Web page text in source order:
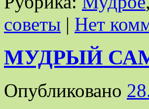
советы | Нет
МУДРЫЙ
Опубликовано